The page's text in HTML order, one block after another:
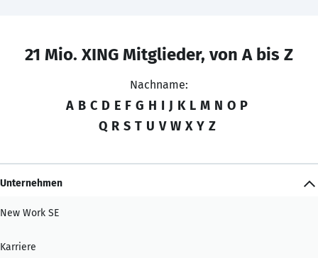
21 Mio. XING Mitglieder, von A bis Z
Nachname:
A B C D E F G H I J K L M N O P
Q R S T U V W X Y Z
Unternehmen
New Work SE
Karriere